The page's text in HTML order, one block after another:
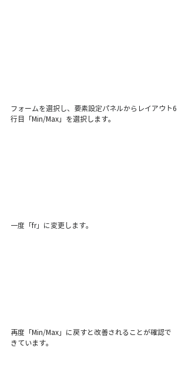
フォームを選択し、要素設定パネルからレイアウト6
行目「Min/Max」を選択します。
一度「fr」に変更します。
再度「Min/Max」に戻すと改善されることが確認で
きています。